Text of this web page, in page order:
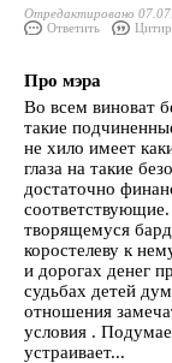
Отредактировано
Ответить
Про мэра
Во всем виноват
такие
не хило имеет
глаза на такие
достаточно
творящемуся
коростелеву к
и дорогах денег
судьбах детей
отношения
условия .
устраивает...